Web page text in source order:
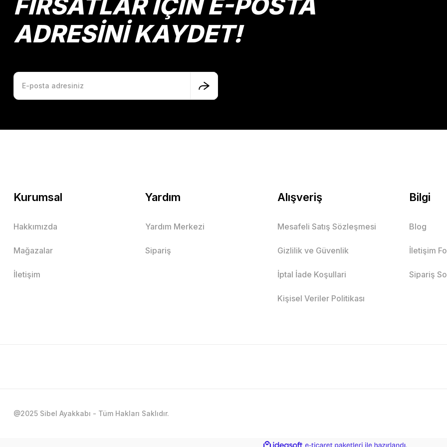
ADRESİNİ KAYDET!
Kurumsal
Hakkımızda
Mağazalar
İletişim
Yardım
Yardım Merkezi
Sipariş
Alışveriş
Mesafeli Satış Sözleşmesi
Gizlilik ve Güvenlik
İptal İade Koşullari
Kişisel Veriler Politikası
Bilgi
Blog
İletişim
Sipariş
@2025 Sibel Ayakkabı - Tüm Hakları Saklıdır.
ideasoft e-